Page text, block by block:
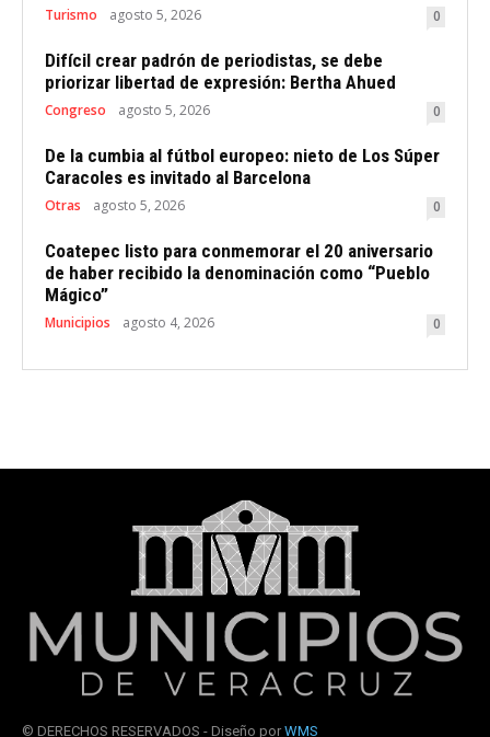
Turismo agosto 5, 2026 0
Difícil crear padrón de periodistas, se debe
priorizar libertad de expresión: Bertha Ahued
Congreso agosto 5, 2026 0
De la cumbia al fútbol europeo: nieto de Los Súper
Caracoles es invitado al Barcelona
Otras agosto 5, 2026 0
Coatepec listo para conmemorar el 20 aniversario
de haber recibido la denominación como “Pueblo
Mágico”
Municipios agosto 4, 2026 0
© DERECHOS RESERVADOS - Diseño por WMS